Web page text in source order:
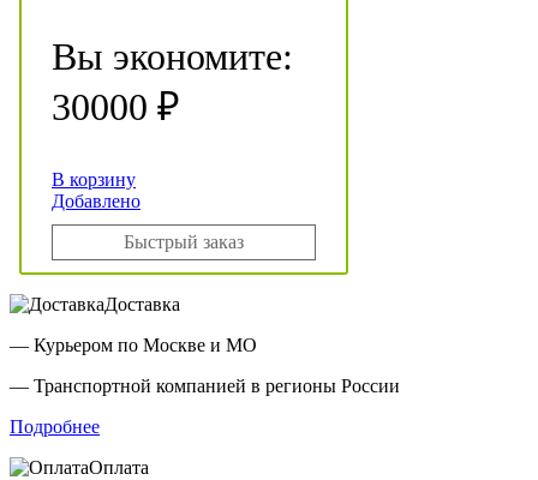
Вы экономите:
30000 ₽
В корзину
Добавлено
Быстрый заказ
Доставка
— Курьером по Москве и МО
— Транспортной компанией в регионы России
Подробнее
Оплата